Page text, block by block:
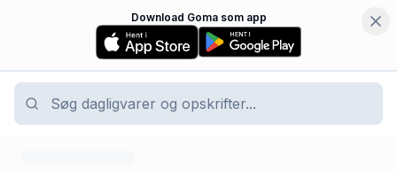
Download Goma som app